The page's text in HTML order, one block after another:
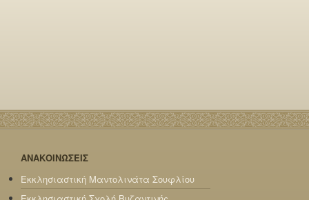
ΑΝΑΚΟΙΝΩΣΕΙΣ
Εκκλησιαστική Μαντολινάτα Σουφλίου